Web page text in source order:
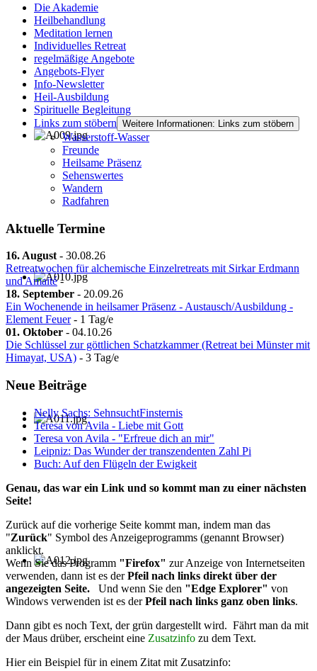
Die Akademie
Heilbehandlung
Meditation lernen
Individuelles Retreat
regelmäßige Angebote
Angebots-Flyer
Info-Newsletter
Heil-Ausbildung
Spirituelle Begleitung
Links zum stöbern Weitere Informationen: Links zum stöbern
Wasserstoff-Wasser
Freunde
Heilsame Präsenz
Sehenswertes
Wandern
Radfahren
Aktuelle Termine
16. August - 30.08.26
Retreatwochen für alchemische Einzelretreats mit Sirkar Erdmann
und Amaité-
18. September - 20.09.26
Ein Wochenende in heilsamer Präsenz - Austausch/Ausbildung -
Element Feuer- 1 Tag/e
01. Oktober - 04.10.26
Die Schlüssel zur göttlichen Schatzkammer (Retreat bei Münster mit
Himayat, USA) - 3 Tag/e
Neue Beiträge
Nelly Sachs: SehnsuchtFinsternis
Teresa von Avila - Liebe mit Gott
Teresa von Avila - "Erfreue dich an mir"
Leipniz: Das Wunder der transzendenten Zahl Pi
Buch: Auf den Flügeln der Ewigkeit
Genau, das war ein Link und so kommt man zu einer nächsten
Seite!
Zurück auf die vorherige Seite kommt man, indem man das
"Zurück" Symbol des Anzeigeprogramms (genannt Browser)
anklickt.
Wenn Sie das Programm "Firefox" zur Anzeige von Internetseiten
verwenden, dann ist es derPfeil nach links direkt über der
angezeigten Seite. Und wenn Sie den "Edge Explorer" von
Windows verwenden ist es derPfeil nach links ganz oben links.
Dann gibt es noch Text, der grün dargestellt wird. Fährt man da mit
der Maus drüber, erscheint eine Zusatzinfo zu dem Text.
Hier ein Beispiel für in einem Zitat mit Zusatzinfo: